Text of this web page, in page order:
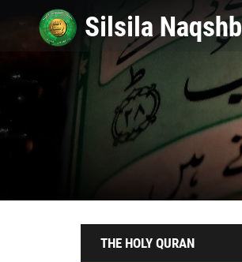
THE HOLY QURAN